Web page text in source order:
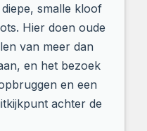
smalle kloof
Hier doen oude
van meer dan
en het bezoek
en een
achter de